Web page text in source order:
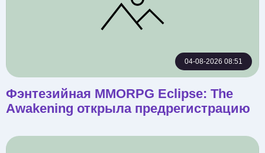
04-08-2026 08:51
Фэнтезийная MMORPG Eclipse: The
Awakening открыла предрегистрацию